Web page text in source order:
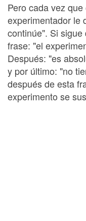
Pero cada vez
experimentador le
continúe". Si
frase: "el
Después: "es
y por último: "no
después de esta
experimento se